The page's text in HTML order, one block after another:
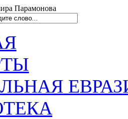
Парамонова